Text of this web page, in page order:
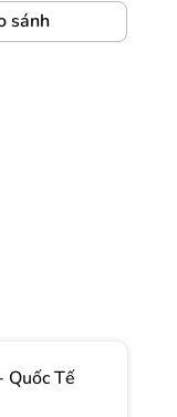
sánh
Quốc Tế